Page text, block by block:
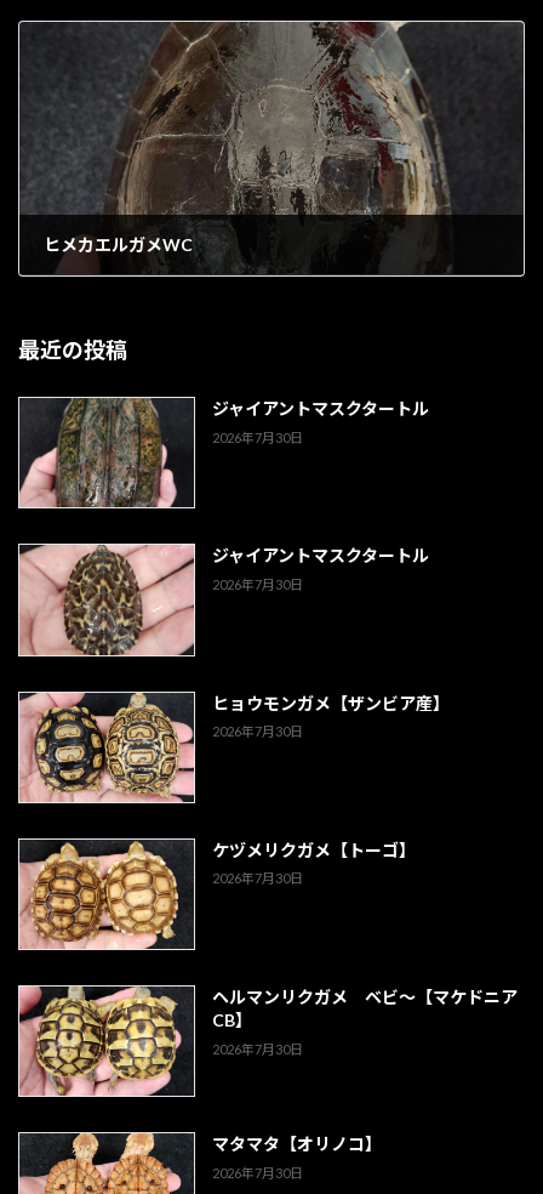
ヒメカエルガメWC
最近の投稿
ジャイアントマスクタートル
2026年7月30日
ジャイアントマスクタートル
2026年7月30日
ヒョウモンガメ【ザンビア産】
2026年7月30日
ケヅメリクガメ【トーゴ】
2026年7月30日
ヘルマンリクガメ ベビ～【マケドニア
CB】
2026年7月30日
マタマタ【オリノコ】
2026年7月30日